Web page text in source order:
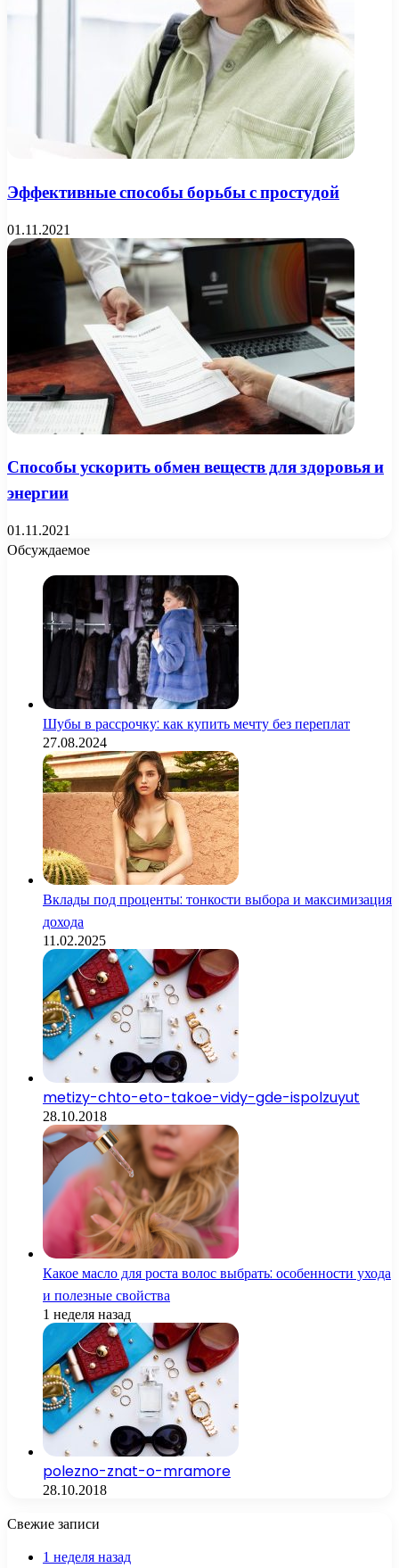
Эффективные способы борьбы с простудой
01.11.2021
Способы ускорить обмен веществ для здоровья и
энергии
01.11.2021
Обсуждаемое
Шубы в рассрочку: как купить мечту без переплат
27.08.2024
Вклады под проценты: тонкости выбора и максимизация
дохода
11.02.2025
metizy-chto-eto-takoe-vidy-gde-ispolzuyut
28.10.2018
Какое масло для роста волос выбрать: особенности ухода
и полезные свойства
1 неделя назад
polezno-znat-o-mramore
28.10.2018
Свежие записи
1 неделя назад